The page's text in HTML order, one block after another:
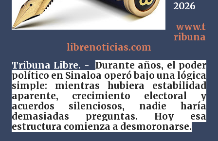
2026
www.t
ribuna
librenoticias.com
Tribuna Libre. -
Durante años, el poder
político en Sinaloa operó bajo una lógica
simple: mientras hubiera estabilidad
aparente, crecimiento electoral y
acuerdos silenciosos, nadie haría
demasiadas preguntas. Hoy esa
estructura comienza a desmoronarse.